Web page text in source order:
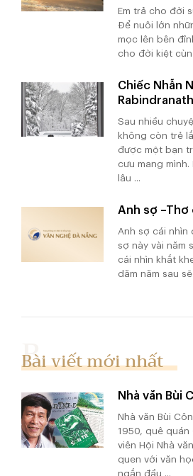
Em trả cho đời
Để nuôi lớn
mọc lên bên
cho đời kiệt
Chiếc Nhẫn
Sau nhiều
không còn trẻ
được một bạn
cưu mang
lâu ...
Anh sợ –Thơ
Anh sợ cái nhìn
sợ này vài năm
cái nhìn khắt
dăm năm sau
Bài viết mới nhất
Nhà văn Bùi
Nhà văn Bùi
1950, quê quán
viên Hội Nhà
quen với văn
ngắn đầu ...